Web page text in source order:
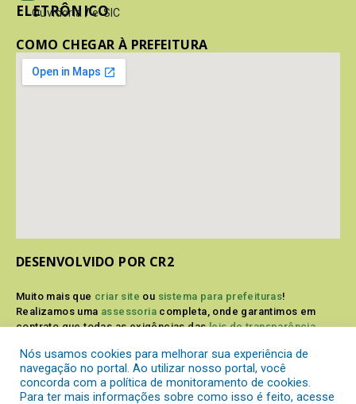
ELETRÔNICO
Ouvidoria / e-SIC
COMO CHEGAR À PREFEITURA
DESENVOLVIDO POR CR2
Muito mais que criar site ou sistema para prefeituras!
Realizamos uma assessoria completa, onde garantimos em
contrato que todas as exigências dasleis de transparência
Conheça oPNTPe oRadar da Transparência Pública
Nós usamos cookies para melhorar sua experiência de
navegação no portal. Ao utilizar nosso portal, você
concorda com a política de monitoramento de cookies.
Para ter mais informações sobre como isso é feito, acesse